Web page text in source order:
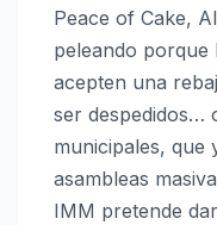
Peace of Cake,
peleando porque
acepten una
ser despedidos…
municipales, que
asambleas
IMM pretende